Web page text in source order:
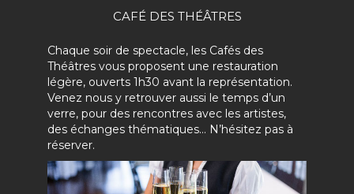
CAFÉ DES THÉÂTRES
Chaque soir de spectacle, les Cafés des
Théâtres vous proposent une restauration
légère, ouverts 1h30 avant la représentation.
Venez nous y retrouver aussi le temps d’un
verre, pour des rencontres avec les artistes,
des échanges thématiques… N’hésitez pas à
réserver.